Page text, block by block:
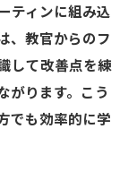
ティンに組み込
、教官からのフ
して改善点を練
がります。こう
でも効率的に学